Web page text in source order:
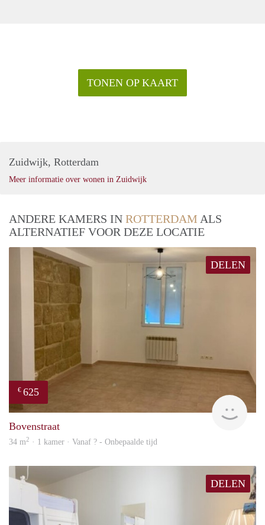
TONEN OP KAART
Zuidwijk, Rotterdam
Meer informatie over wonen in Zuidwijk
ANDERE KAMERS IN ROTTERDAM ALS
ALTERNATIEF VOOR DEZE LOCATIE
DELEN
€ 625
Bovenstraat
34 m2 · 1 kamer · Vanaf ? - Onbepaalde tijd
DELEN